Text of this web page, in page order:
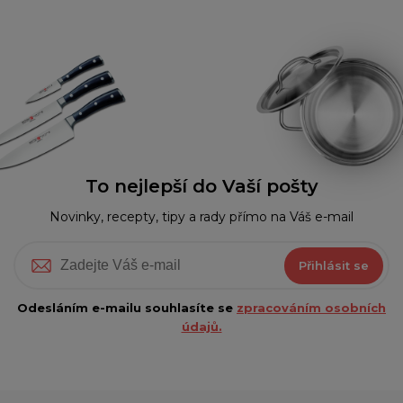
To nejlepší do Vaší pošty
Novinky, recepty, tipy a rady přímo na Váš e-mail
Přihlásit se
Odesláním e-mailu souhlasíte se zpracováním osobních
údajů.